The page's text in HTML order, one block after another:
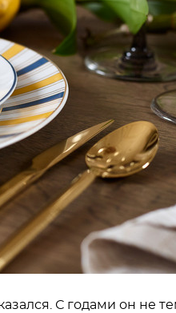
С годами он не